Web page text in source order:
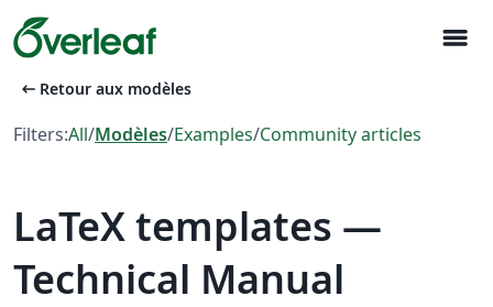
menu
arrow_left_alt Retour aux modèles
Filters:All/Modèles/Examples/Community articles
LaTeX templates —
Technical Manual